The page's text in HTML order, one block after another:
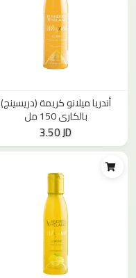
أندريا ميلانو كريمة (دريسينج)
بالكاري 150 مل
3.50 JD